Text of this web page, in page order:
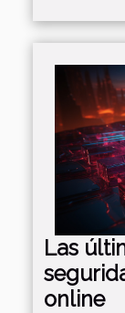
Las
online